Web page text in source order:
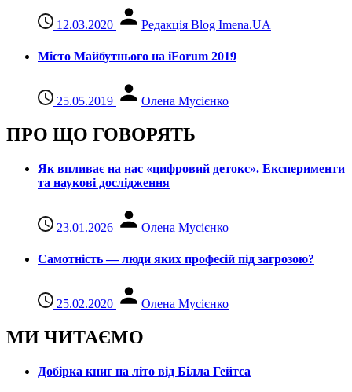
12.03.2020 Редакція Blog Imena.UA
Місто Майбутнього на iForum 2019
25.05.2019 Олена Мусієнко
ПРО ЩО ГОВОРЯТЬ
Як впливає на нас «цифровий детокс». Експерименти
та наукові дослідження
23.01.2026 Олена Мусієнко
Самотність — люди яких професій під загрозою?
25.02.2020 Олена Мусієнко
МИ ЧИТАЄМО
Добірка книг на літо від Білла Гейтса